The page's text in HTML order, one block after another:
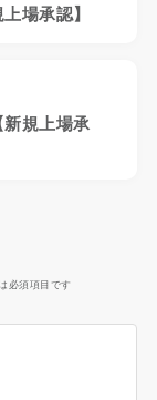
場承認】
規上場承
必須項目です